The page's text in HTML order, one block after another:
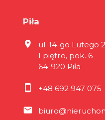
Piła
ul. 14-go Lutego
I piętro, pok. 6
64-920 Piła
+48 692 947 075